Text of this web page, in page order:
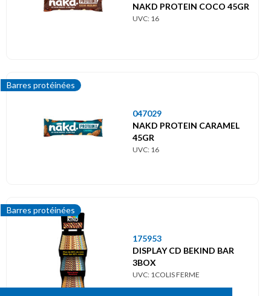
NAKD PROTEIN COCO 45GR
UVC: 16
Barres protéinées
047029
NAKD PROTEIN CARAMEL
45GR
UVC: 16
Barres protéinées
175953
DISPLAY CD BEKIND BAR
3BOX
UVC: 1COLIS FERME